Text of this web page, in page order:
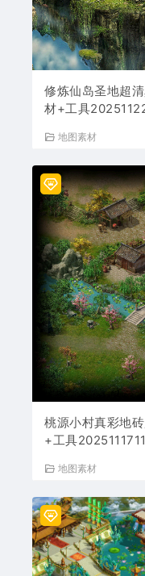
修炼仙岛圣地超
材+工具
地图素材
桃源小村真彩地
+工具2025111711
地图素材